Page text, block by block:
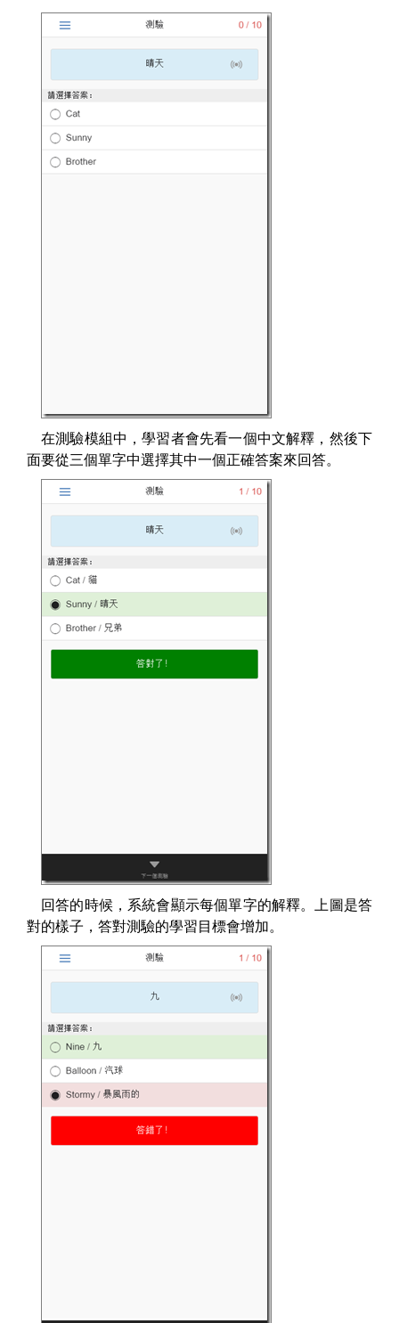
在測驗模組中，學習者會先看一個中文解釋，然後下
面要從三個單字中選擇其中一個正確答案來回答。
回答的時候，系統會顯示每個單字的解釋。上圖是答
對的樣子，答對測驗的學習目標會增加。